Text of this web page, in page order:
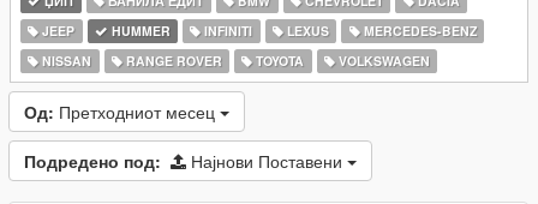
JEEP
HUMMER INFINITI LEXUS
MERCEDES-BENZ
NISSAN
RANGE ROVER TOYOTA VOLKSWAGEN
Од: Претходниот месец
Подредено под: Најнови Поставени